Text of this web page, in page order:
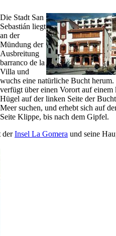
Die Stadt San
Sebastián liegt
an der
Mündung der
Ausbreitung
barranco de la
Villa und
wuchs eine natürliche Bucht herum.
verfügt über einen Vorort auf einem
Hügel auf der linken Seite der
Meer suchen, und erhebt sich auf
Seite Klippe, bis nach dem Gipfel.
derInsel La Gomera und seine